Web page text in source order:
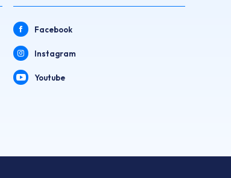
Facebook
Instagram
Youtube